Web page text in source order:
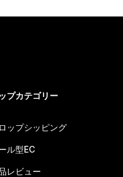
プカテゴリー
ップシッピング
ル型EC
レビュー